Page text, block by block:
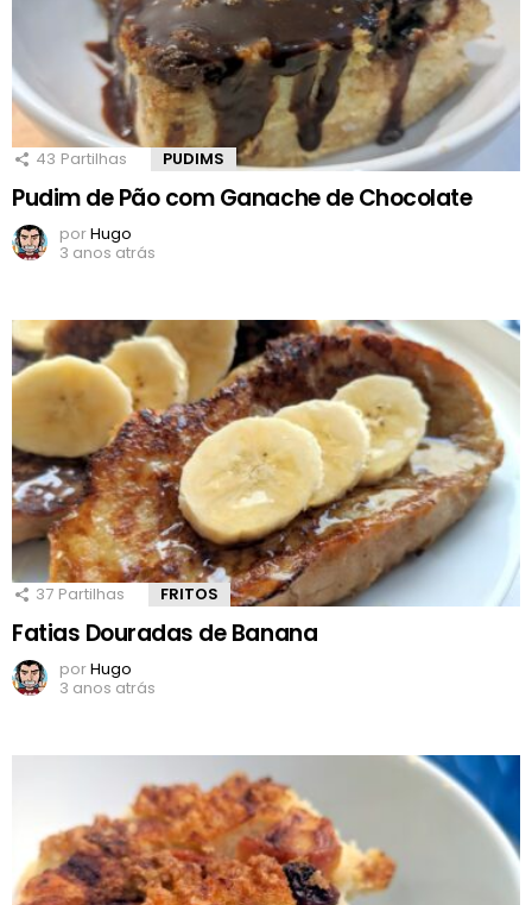
43 Partilhas PUDIMS
Pudim de Pão com Ganache de Chocolate
porHugo
3 anos atrás
37 Partilhas FRITOS
Fatias Douradas de Banana
porHugo
3 anos atrás